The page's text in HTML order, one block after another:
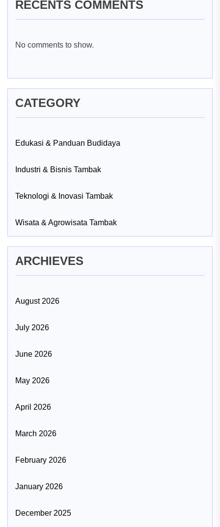
RECENTS COMMENTS
No comments to show.
CATEGORY
Edukasi & Panduan Budidaya
Industri & Bisnis Tambak
Teknologi & Inovasi Tambak
Wisata & Agrowisata Tambak
ARCHIEVES
August 2026
July 2026
June 2026
May 2026
April 2026
March 2026
February 2026
January 2026
December 2025